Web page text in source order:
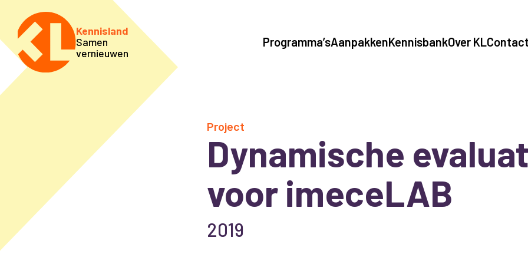
Kennisland
Samen
vernieuwen
Programma’sAanpakkenKennisbankOver KL
Project
Dynamische
voor imeceLAB
2019